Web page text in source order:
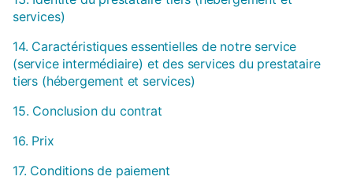
services)
14. Caractéristiques essentielles de notre service
(service intermédiaire) et des services du prestataire
tiers (hébergement et services)
15. Conclusion du contrat
16. Prix
17. Conditions de paiement